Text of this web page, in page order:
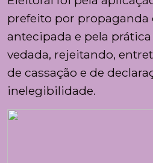
prefeito por propaganda
antecipada e pela
vedada, rejeitando,
de cassação e de
inelegibilidade.